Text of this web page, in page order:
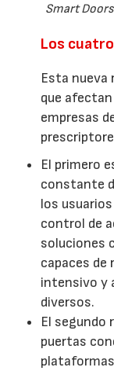
Smart
Los
Esta nueva
que
empresas
El primero
constante
los
control de
soluciones
capaces de
intensivo y
diversos.
El segundo
puertas